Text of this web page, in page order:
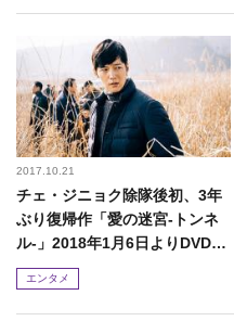
2017.10.21
チェ・ジニョク除隊後初、3年
ぶり復帰作「愛の迷宮-トンネ
ル-」2018年1月6日よりDVDリ
リース開始!
エンタメ